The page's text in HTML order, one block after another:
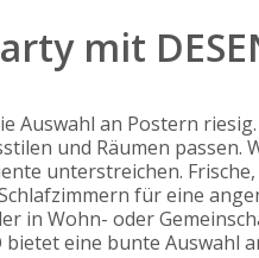
mit
Auswahl an Postern
und Räumen passen.
unterstreichen.
für eine
in Wohn- oder
bietet eine bunte